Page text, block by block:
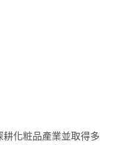
耕化粧品產業並取得多